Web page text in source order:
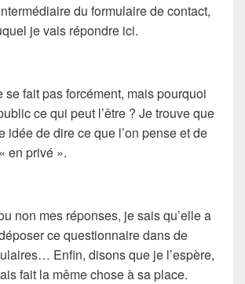
du formulaire de contact,
je vais répondre ici.
se fait pas forcément, mais pourquoi
ce qui peut l’être ? Je trouve que
idée de dire ce que l’on pense et de
en privé ».
non mes réponses, je sais qu’elle a
ce questionnaire dans de
Enfin, disons que je l’espère,
fait la même chose à sa place.